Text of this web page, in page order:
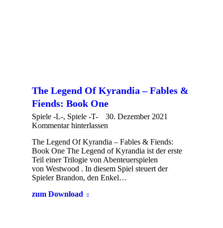
The Legend Of Kyrandia – Fables &
Fiends: Book One
Spiele -L-, Spiele -T-
30. Dezember 2021
Kommentar hinterlassen
The Legend Of Kyrandia – Fables & Fiends:
Book One The Legend of Kyrandia ist der erste
Teil einer Trilogie von Abenteuerspielen
von Westwood . In diesem Spiel steuert der
Spieler Brandon, den Enkel…
zum Download